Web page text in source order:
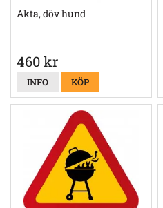
Akta, döv hund
460 kr
INFO KÖP